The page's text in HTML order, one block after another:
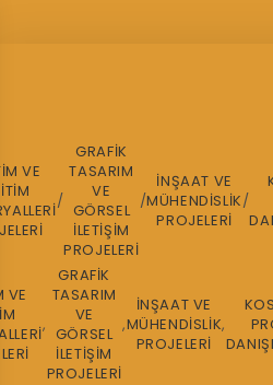
VE
/
GRAFİK
TASARIM
VE
GÖRSEL
İLETİŞİM
PROJELERİ
/
İNŞAAT VE
MÜHENDİSLİK
PROJELERİ
/
VE
,
GRAFİK
TASARIM
VE
GÖRSEL
İLETİŞİM
PROJELERİ
,
İNŞAAT VE
MÜHENDİSLİK
PROJELERİ
,